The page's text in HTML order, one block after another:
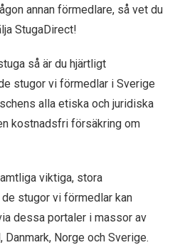
annan förmedlare, så vet du
StugaDirect!
så är du hjärtligt
stugor vi förmedlar i Sverige
alla etiska och juridiska
kostnadsfri försäkring om
viktiga, stora
stugor vi förmedlar kan
dessa portaler i massor av
Danmark, Norge och Sverige.